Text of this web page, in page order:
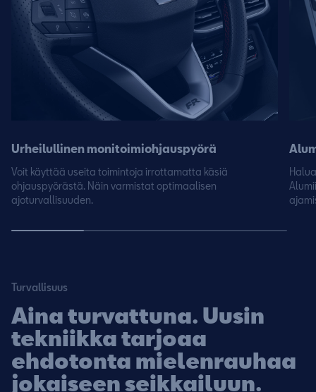
Urheilullinen monitoimiohjauspyörä
Voit käyttää useita toimintoja irrottamatta käsiä
ohjauspyörästä. Näin varmistat optimaalisen
ajoturvallisuuden.
Turvallisuus
Aina turvattuna. Uusin
tekniikka tarjoaa
ehdotonta mielenrauhaa
jokaiseen seikkailuun.